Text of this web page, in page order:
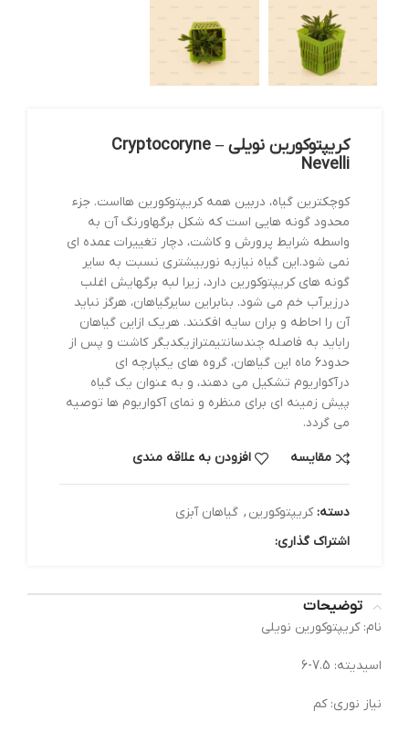
کریپتوکورین نویلی – Cryptocoryne
Nevelli
کوچکترین گیاه، دربین همه کریپتوکورین هااست. جزء
محدود گونه هایی است که شکل برگهاورنگ آن به
واسطه شرایط پرورش و کاشت، دچار تغییرات عمده ای
نمی شود.این گیاه نیازبه نوربیشتری نسبت به سایر
گونه های کریپتوکورین دارد، زیرا لبه برگهایش اغلب
درزیرآب خم می شود. بنابراین سایرگیاهان، هرگز نباید
آن را احاطه و بران سایه افکنند. هریک ازاین گیاهان
راباید به فاصله چندسانتیمترازیکدیگر کاشت و پس از
حدود6 ماه این گیاهان، گروه های یکپارچه ای
درآکواریوم تشکیل می دهند، و به عنوان یک گیاه
پیش زمینه ای برای منظره و نمای آکواریوم ها توصیه
می گردد.
مقایسه افزودن به علاقه مندی
دسته: کریپتوکورین , گیاهان آبزی
اشتراک گذاری:
توضیحات
نام: کریپتوکورین نویلی
اسیدیته: 7.5-6
نیاز نوری: کم